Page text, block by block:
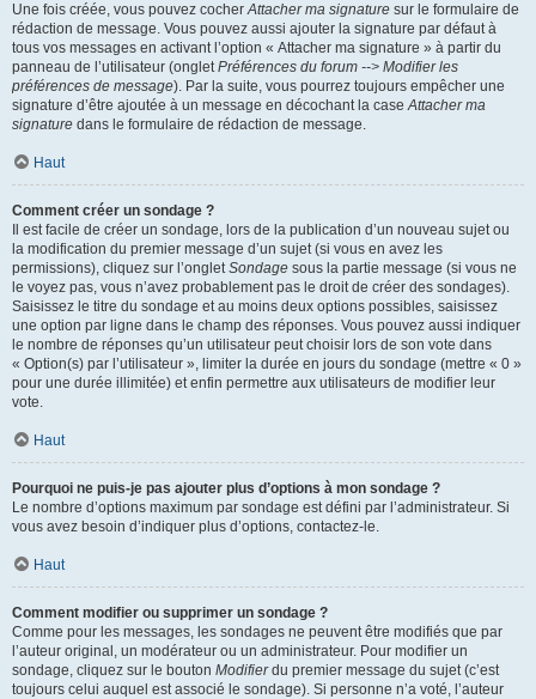
Une fois créée, vous pouvez cocherAttacher ma signature sur le formulaire de
rédaction de message. Vous pouvez aussi ajouter la signature par défaut à
tous vos messages en activant l’option « Attacher ma signature » à partir du
panneau de l’utilisateur (ongletPréférences du forum --> Modifier les
préférences de message). Par la suite, vous pourrez toujours empêcher une
signature d’être ajoutée à un message en décochant la caseAttacher ma
signature dans le formulaire de rédaction de message.
Haut
Comment créer un sondage ?
Il est facile de créer un sondage, lors de la publication d’un nouveau sujet ou
la modification du premier message d’un sujet (si vous en avez les
permissions), cliquez sur l’ongletSondage sous la partie message (si vous ne
le voyez pas, vous n’avez probablement pas le droit de créer des sondages).
Saisissez le titre du sondage et au moins deux options possibles, saisissez
une option par ligne dans le champ des réponses. Vous pouvez aussi indiquer
le nombre de réponses qu’un utilisateur peut choisir lors de son vote dans
« Option(s) par l’utilisateur », limiter la durée en jours du sondage (mettre « 0 »
pour une durée illimitée) et enfin permettre aux utilisateurs de modifier leur
vote.
Haut
Pourquoi ne puis-je pas ajouter plus d’options à mon sondage ?
Le nombre d’options maximum par sondage est défini par l’administrateur. Si
vous avez besoin d’indiquer plus d’options, contactez-le.
Haut
Comment modifier ou supprimer un sondage ?
Comme pour les messages, les sondages ne peuvent être modifiés que par
l’auteur original, un modérateur ou un administrateur. Pour modifier un
sondage, cliquez sur le bouton Modifierdu premier message du sujet (c’est
toujours celui auquel est associé le sondage). Si personne n’a voté, l’auteur